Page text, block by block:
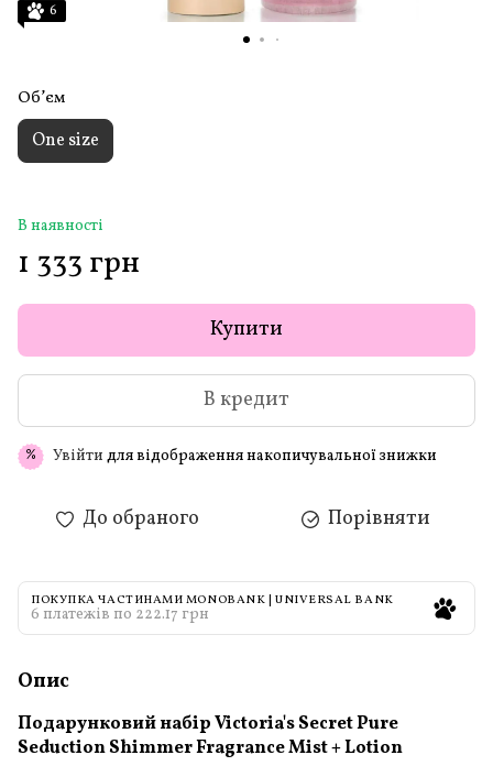
6
Обʼєм
One size
В наявності
1 333 грн
Купити
В кредит
% Увійти для відображення накопичувальної знижки
До обраного Порівняти
ПОКУПКА ЧАСТИНАМИ MONOBANK | UNIVERSAL BANK
6 платежів по 222.17 грн
Опис
Подарунковий набір Victoria's Secret Pure
Seduction Shimmer Fragrance Mist + Lotion